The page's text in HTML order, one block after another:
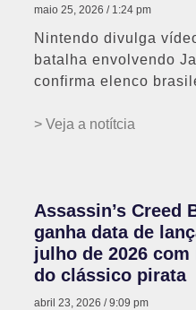
maio 25, 2026 1:24 pm
Nintendo divulga
batalha envolvendo
confirma elenco
> Veja a notítcia
Assassin’s Creed
ganha data de
julho de 2026
do clássico pirata
abril 23, 2026 9:09 pm